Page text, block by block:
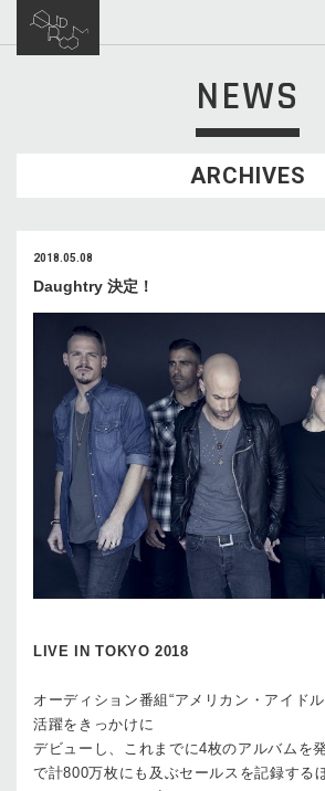
NEWS
ARCHIVES
2018.05.08
Daughtry 決定！
LIVE IN TOKYO 2018
オーディション番組“アメリカン・アイド
活躍をきっかけに
デビューし、これまでに4枚のアルバムを
で計800万枚にも及ぶセールスを記録する